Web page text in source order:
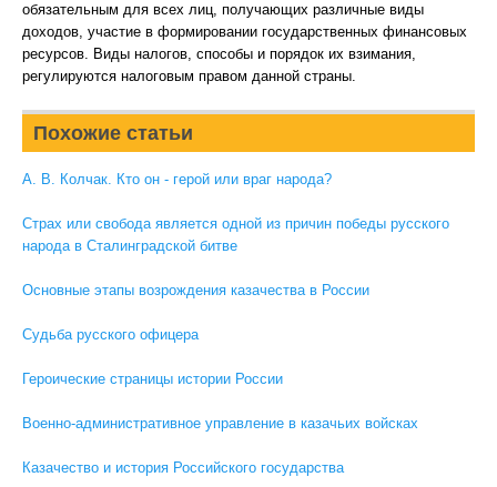
обязательным для всех лиц, получающих различные виды
доходов, участие в формировании государственных финансовых
ресурсов. Виды налогов, способы и порядок их взимания,
регулируются налоговым правом данной страны.
Похожие статьи
А. В. Колчак. Кто он - герой или враг народа?
Страх или свобода является одной из причин победы русского
народа в Сталинградской битве
Основные этапы возрождения казачества в России
Судьба русского офицера
Героические страницы истории России
Военно-административное управление в казачьих войсках
Казачество и история Российского государства